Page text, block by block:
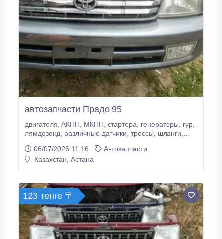
автозапчасти Прадо 95
двигателя, АКПП, МКПП, стартера, генераторы, гур,
лямдозонд, различные датчики, троссы, шланги,
цапфы, суппорта, тормозные диски, сиденья, стёкла
лобовые и задние, потолки, двери, капоты и тд.
06/07/2026 11:16
Автозапчасти
Казахстан, Астана
123 тенге 〒